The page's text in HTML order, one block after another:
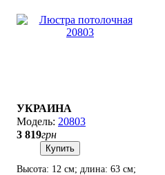
УКРАИНА
20803
3 819грн
Купить
Высота: 12 см; длина: 63 см;